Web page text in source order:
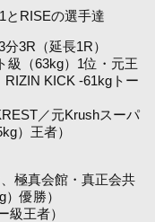
とRISEの選手達
3R（延長1R）
級（63kg）1位・元王
KICK -61kgトー
／元Krushスーパ
）王者）
極真会館・真正会共
優勝）
王者）